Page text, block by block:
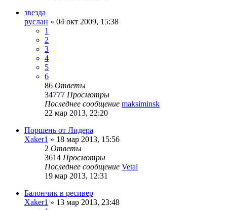
звезда
руслан » 04 окт 2009, 15:38
1
2
3
4
5
6
86 Ответы
34777 Просмотры
Последнее сообщение maksiminsk
22 мар 2013, 22:20
Поршень от Лидера
Xaker1 » 18 мар 2013, 15:56
2 Ответы
3614 Просмотры
Последнее сообщение Vetal
19 мар 2013, 12:31
Балончик в ресивер
Xaker1 » 13 мар 2013, 23:48